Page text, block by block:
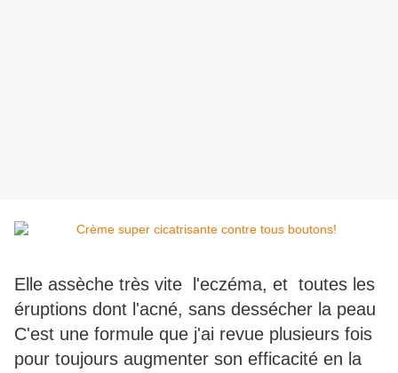
Elle assèche très vite l'eczéma, et toutes les
éruptions dont l'acné, sans dessécher la peau
C'est une formule que j'ai revue plusieurs fois
pour toujours augmenter son efficacité en la